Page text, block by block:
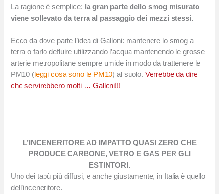
La ragione è semplice: la gran parte dello smog misurato
viene sollevato da terra al passaggio dei mezzi stessi.
Ecco da dove parte l’idea di Galloni: mantenere lo smog a
terra o farlo defluire utilizzando l’acqua mantenendo le grosse
arterie metropolitane sempre umide in modo da trattenere le
PM10 (leggi cosa sono le PM10) al suolo.Verrebbe da dire
che servirebbero molti … Galloni!!!
L’INCENERITORE AD IMPATTO QUASI ZERO CHE
PRODUCE CARBONE, VETRO E GAS PER GLI
ESTINTORI.
Uno dei tabù più diffusi, e anche giustamente, in Italia è quello
dell’inceneritore.